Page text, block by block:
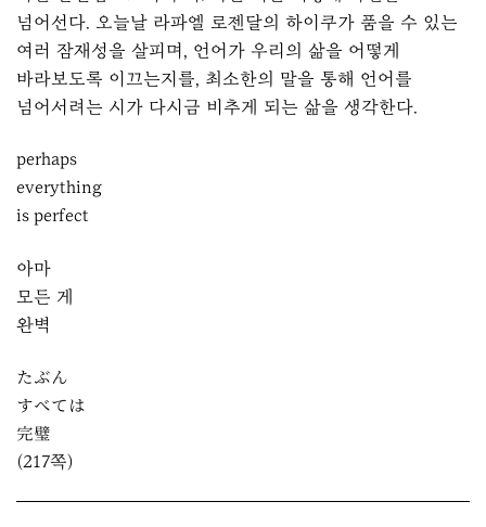
넘어선다. 오늘날 라파엘 로젠달의 하이쿠가 품을 수 있는
여러 잠재성을 살피며, 언어가 우리의 삶을 어떻게
바라보도록 이끄는지를, 최소한의 말을 통해 언어를
넘어서려는 시가 다시금 비추게 되는 삶을 생각한다.
perhaps
everything
is perfect
아마
모든 게
완벽
たぶん
すべては
完璧
(217쪽)